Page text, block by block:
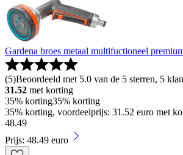
Gardena broes metaal multifuctioneel
(5)Beoordeeld met 5.0 van de 5 sterren, 5
31.52 met korting
35% korting35% korting
35% korting, voordeelprijs: 31.52 euro met
48.49
Prijs: 48.49 euro